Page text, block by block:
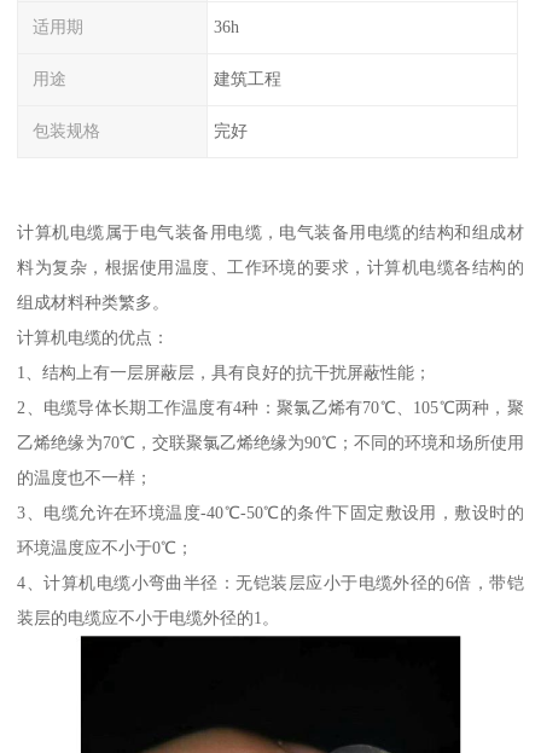
适用期 36h
用途 建筑工程
包装规格 完好
计算机电缆属于电气装备用电缆，电气装备用电缆的结构和组成材
料为复杂，根据使用温度、工作环境的要求，计算机电缆各结构的
组成材料种类繁多。
计算机电缆的优点：
1、结构上有一层屏蔽层，具有良好的抗干扰屏蔽性能；
2、电缆导体长期工作温度有4种：聚氯乙烯有70℃、105℃两种，聚
乙烯绝缘为70℃，交联聚氯乙烯绝缘为90℃；不同的环境和场所使用
的温度也不一样；
3、电缆允许在环境温度-40℃-50℃的条件下固定敷设用，敷设时的
环境温度应不小于0℃；
4、计算机电缆小弯曲半径：无铠装层应小于电缆外径的6倍，带铠
装层的电缆应不小于电缆外径的1。